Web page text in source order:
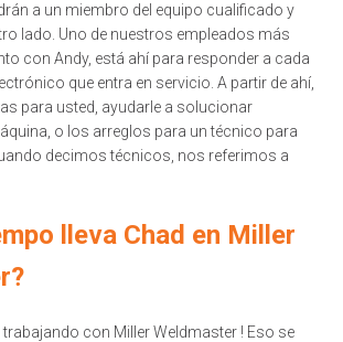
a un miembro del equipo cualificado y
lado. Uno de nuestros empleados más
con Andy, está ahí para responder a cada
que entra en servicio. A partir de ahí,
para usted, ayudarle a solucionar
o los arreglos para un técnico para
decimos técnicos, nos referimos a
lleva Chad en Miller
trabajando con Miller Weldmaster ! Eso se